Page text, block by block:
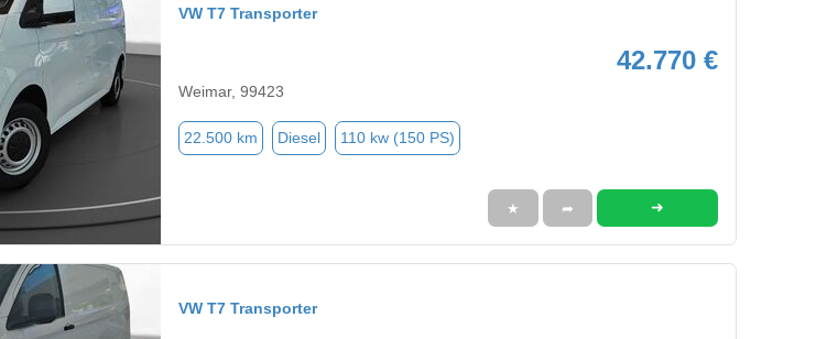
VW T7 Transporter
42.770 €
Weimar, 99423
22.500 km Diesel 110 kw (150 PS)
★ ➦ ➜
VW T7 Transporter